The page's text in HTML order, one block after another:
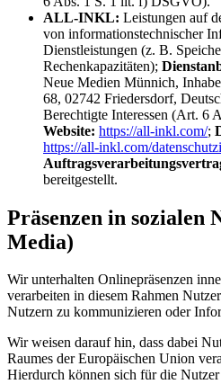
ALL-INKL: Leistungen auf
von informationstechnischer
Dienstleistungen (z. B.
Rechenkapazitäten);
Neue Medien Münnich,
68, 02742 Friedersdorf,
Berechtigte Interessen (Art. 6
Website: https://all-inkl.com/;
https://all-inkl.com/
bereitgestellt.
Präsenzen in sozialen
Media)
Wir unterhalten Onlinepräsenzen
verarbeiten in diesem Rahmen
Nutzern zu kommunizieren oder
Wir weisen darauf hin, dass dabei
Raumes der Europäischen Union
Hierdurch können sich für die